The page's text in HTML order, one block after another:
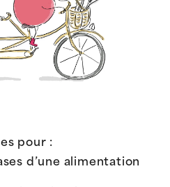
pour :
d’une alimentation